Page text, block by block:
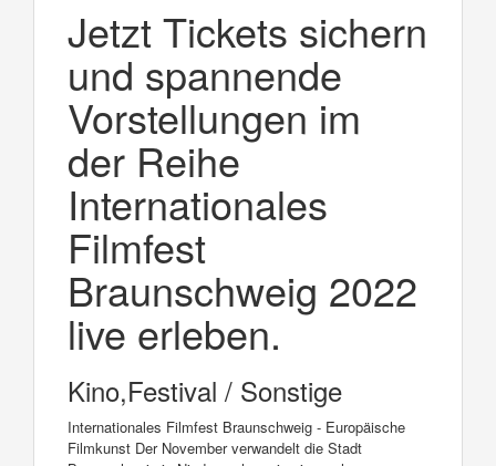
Jetzt Tickets sichern
und spannende
Vorstellungen im
der Reihe
Internationales
Filmfest
Braunschweig 2022
live erleben.
Kino,Festival / Sonstige
Internationales Filmfest Braunschweig - Europäische
Filmkunst Der November verwandelt die Stadt